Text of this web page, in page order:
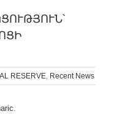
RESERVE, Recent News
.